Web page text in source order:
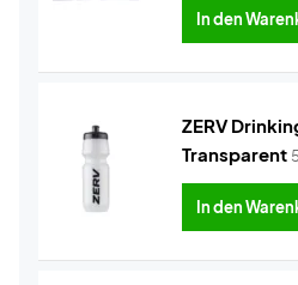
In den
ZERV
Transparent
In den